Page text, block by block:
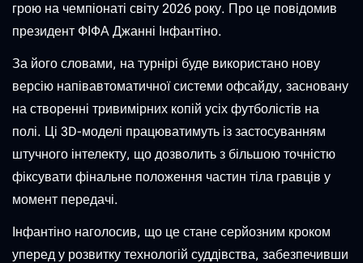
грою на чемпіонаті світу 2026 року. Про це повідомив
президент ФІФА Джанні Інфантіно.
За його словами, на турнірі буде використано нову
версію напівавтоматичної системи офсайду, засновану
на створенні тривимірних копій усіх футболістів на
полі. Ці 3D-моделі працюватимуть із застосуванням
штучного інтелекту, що дозволить з більшою точністю
фіксувати фінальне положення частин тіла гравців у
момент передачі.
Інфантіно наголосив, що це стане серйозним кроком
уперед у розвитку технологій суддівства, забезпечивши